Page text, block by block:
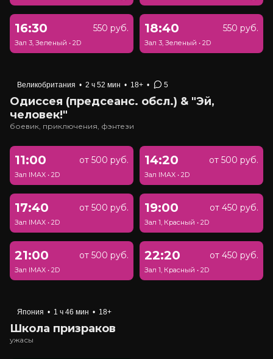
16:30 550 руб.
Зал 3, Зеленый • 2D
18:40 550 руб.
Зал 3, Зеленый • 2D
Великобритания • 2 ч 52 мин • 18+ • 5
Одиссея (предсеанс. обсл.) & "Эй,
человек!"
боевик, приключения, фэнтези
11:00 от 500 руб.
Зал IMAX • 2D
14:20 от 500 руб.
Зал IMAX • 2D
17:40 от 500 руб.
Зал IMAX • 2D
19:00 от 450 руб.
Зал 1, Красный • 2D
21:00 от 500 руб.
Зал IMAX • 2D
22:20 от 450 руб.
Зал 1, Красный • 2D
Япония • 1 ч 46 мин • 18+
Школа призраков
ужасы